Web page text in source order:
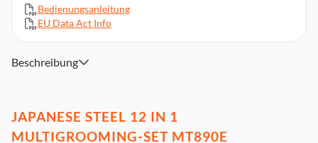
Detailtrimmer, Body Groomer
Bartkammaufsatz (2 - 14mm)
Bartstoppelkammaufsatz mit 6 Längen (1-3,5mm in 0,5mm
Schritten)
Bedienungsanleitung
EU Data Act Info
Beschreibung
JAPANESE STEEL 12 IN 1
MULTIGROOMING-SET MT890E